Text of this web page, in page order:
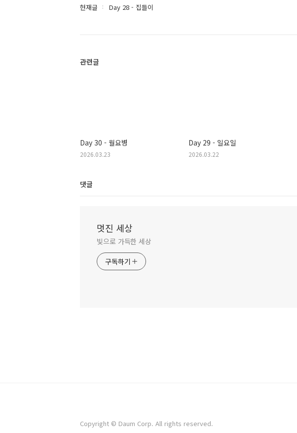
현재글 Day 28 - 집들이
관련글
Day 30 - 월요병
2026.03.23
Day 29 - 일요일
2026.03.22
댓글
멋진 세상
빛으로 가득한 세상
구독하기
Copyright © Daum Corp. All rights reserved.